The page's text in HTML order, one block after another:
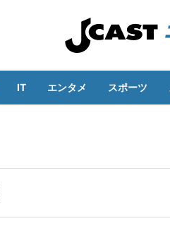
IT エンタメ スポーツ